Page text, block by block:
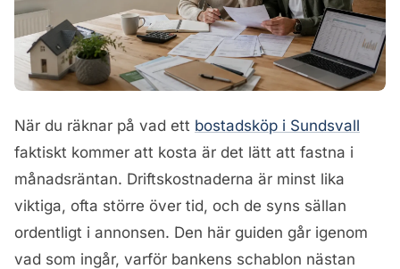
När du räknar på vad ett bostadsköp i Sundsvall
faktiskt kommer att kosta är det lätt att fastna i
månadsräntan. Driftskostnaderna är minst lika
viktiga, ofta större över tid, och de syns sällan
ordentligt i annonsen. Den här guiden går igenom
vad som ingår, varför bankens schablon nästan